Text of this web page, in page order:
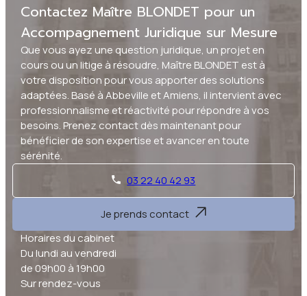
Contactez Maître BLONDET pour un
Accompagnement Juridique sur Mesure
Que vous ayez une question juridique, un projet en
cours ou un litige à résoudre, Maître BLONDET est à
votre disposition pour vous apporter des solutions
adaptées. Basé à Abbeville et Amiens, il intervient avec
professionnalisme et réactivité pour répondre à vos
besoins. Prenez contact dès maintenant pour
bénéficier de son expertise et avancer en toute
sérénité.
phone 03 22 40 42 93
Je prends contact
Horaires du cabinet
Du lundi au vendredi
de 09h00 à 19h00
Sur rendez-vous